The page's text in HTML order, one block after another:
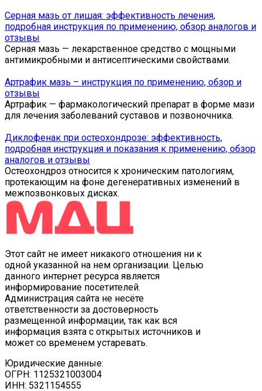
Серная мазь от лишая: эффективность лечения,
подробная инструкция по применению, обзор аналогов и
отзывы
Серная мазь — лекарственное средство с мощными
антимикробными и антисептическими свойствами.
Артрафик мазь – инструкция по применению, обзор и
отзывы
Артрафик — фармакологический препарат в форме мази
для лечения заболеваний суставов и позвоночника.
Диклофенак при остеохондрозе: эффективность,
подробная инструкция и показания к применению, обзор
аналогов и отзывы
Остеохондроз относится к хроническим патологиям,
протекающим на фоне дегенеративных изменений в
межпозвонковых дисках.
Этот сайт не имеет никакого отношения ни к
одной указанной на нем организации. Целью
данного интернет ресурса является
информирование посетителей.
Администрация сайта не несёте
ответственности за достоверность
размещенной информации, так как вся
информация взята с открытых источников и
может со временем устаревать.
Юридические данные:
ОГРН: 1125321003004
ИНН: 5321154555